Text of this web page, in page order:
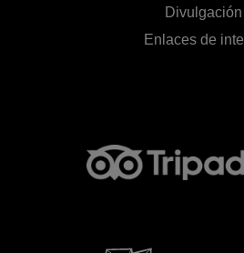
Divulgación
Enlaces de